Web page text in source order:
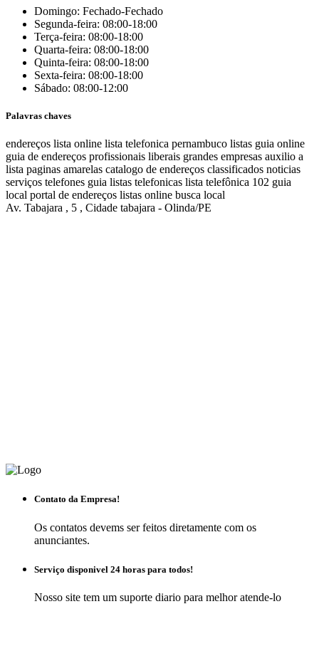
Domingo: Fechado-Fechado
Segunda-feira: 08:00-18:00
Terça-feira: 08:00-18:00
Quarta-feira: 08:00-18:00
Quinta-feira: 08:00-18:00
Sexta-feira: 08:00-18:00
Sábado: 08:00-12:00
Palavras chaves
endereços lista online lista telefonica pernambuco listas guia online
guia de endereços profissionais liberais grandes empresas auxilio a
lista paginas amarelas catalogo de endereços classificados noticias
serviços telefones guia listas telefonicas lista telefônica 102 guia
local portal de endereços listas online busca local
Av. Tabajara , 5 , Cidade tabajara - Olinda/PE
Contato da Empresa!
Os contatos devems ser feitos diretamente com os
anunciantes.
Serviço disponivel 24 horas para todos!
Nosso site tem um suporte diario para melhor atende-lo